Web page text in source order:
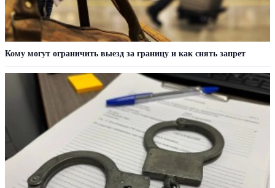
Кому могут ограничить выезд за границу и как снять запрет